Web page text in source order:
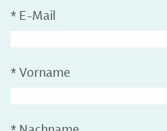
* E-Mail
* Vorname